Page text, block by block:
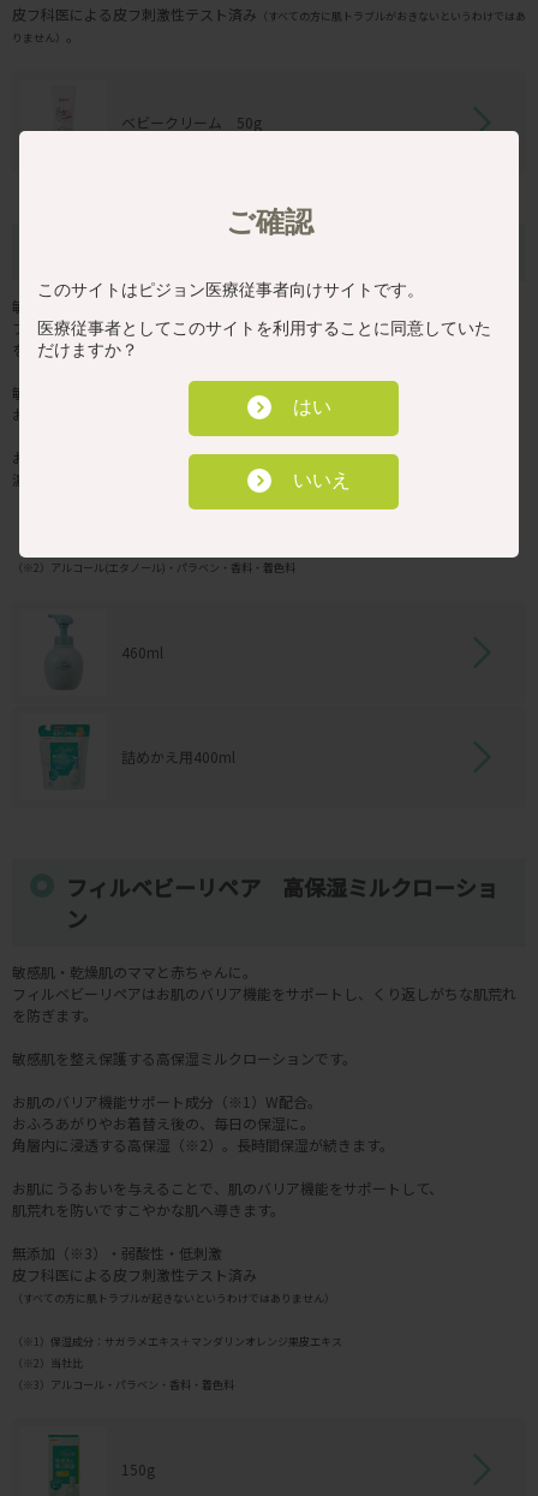
皮フ科医による皮フ刺激性テスト済み （すべての方に肌トラブルがおきないというわけではあ
りません） 。
ベビークリーム 50g
敏感肌・乾燥肌のママと赤ちゃんに。
フィルベビーリペアはお肌のバリア機能をサポートし、くり返しがちな肌荒れ
を防ぎます。
敏感肌をやさしく洗う高保湿全身泡ソープです。
お肌をすこやかに洗い上げます。
お肌のバリア機能サポート成分（※1）W配合。
濃密泡でやさしく洗って、泡切れすっきり
（すべての方に肌トラブルがおきないというわけではありません）
（※2）アルコール(エタノール)・パラベン・香料・着色料
460ml
詰めかえ用400ml
フィルベビーリペア 高保湿ミルクローショ
ン
敏感肌・乾燥肌のママと赤ちゃんに。
フィルベビーリペアはお肌のバリア機能をサポートし、くり返しがちな肌荒れ
を防ぎます。
敏感肌を整え保護する高保湿ミルクローションです。
お肌のバリア機能サポート成分（※1）W配合。
おふろあがりやお着替え後の、毎日の保湿に。
角層内に浸透する高保湿（※2）。長時間保湿が続きます。
お肌にうるおいを与えることで、肌のバリア機能をサポートして、
肌荒れを防いですこやかな肌へ導きます。
無添加（※3）・弱酸性・低刺激
皮フ科医による皮フ刺激性テスト済み
（すべての方に肌トラブルが起きないというわけではありません）
（※1）保湿成分：サガラメエキス＋マンダリンオレンジ果皮エキス
（※2）当社比
（※3）アルコール・パラベン・香料・着色料
150g
ご確認
このサイトはピジョン医療従事者向けサイトです。
医療従事者としてこのサイトを利用することに同意していた
だけますか？
はい
いいえ